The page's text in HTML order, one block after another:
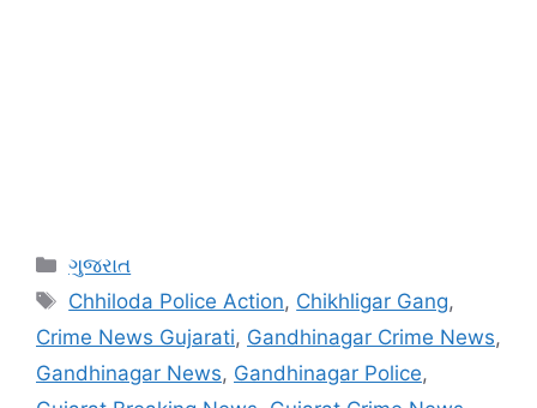
Categories
ગુજરાત
Tags
Chhiloda Police Action, Chikhligar Gang,
Crime News Gujarati, Gandhinagar Crime News,
Gandhinagar News, Gandhinagar Police,